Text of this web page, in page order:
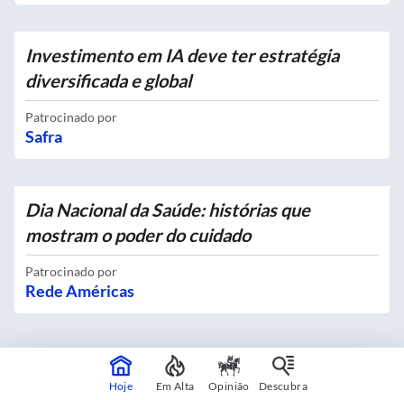
Investimento em IA deve ter estratégia
diversificada e global
Patrocinado por
Safra
Dia Nacional da Saúde: histórias que
mostram o poder do cuidado
Patrocinado por
Rede Américas
Hoje Em Alta Opinião Descubra